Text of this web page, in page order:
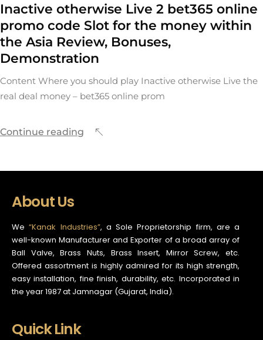
Inactive otherwise Live 2 bet365 online
promo code Slot for the money within
the Asia Review, Bonuses,
Demonstration
Content Where you should play Inactive otherwise Live the
real deal money – bet365 online prom
Continue reading
About Us
We“Kanak Industries”, a Sole Proprietorship firm, are a
well-known Manufacturer and Exporter of a broad array of
Ball Valve, Brass Nuts, Brass Insert, Mirror Screw, etc.
Offered assortment is highly admired for its high strength,
easy installation, fine finish, durability, etc. Incorporated in
the year 1987 at Jamnagar (Gujarat, India).
Quick Link